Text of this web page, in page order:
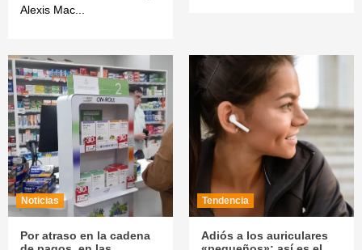
Alexis Mac...
Noticias
Por atraso en la cadena
Tendencia
Adiós a los auriculares